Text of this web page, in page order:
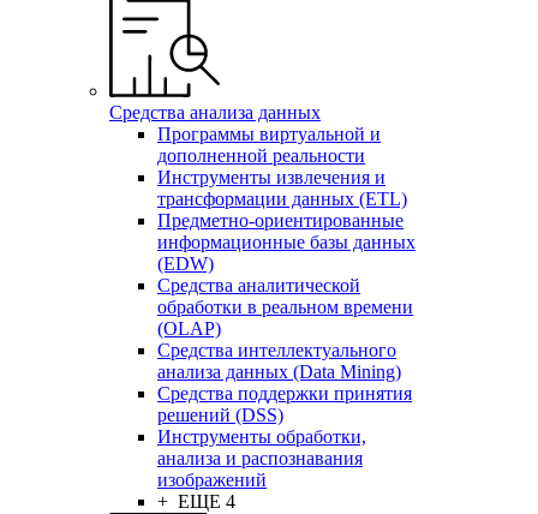
Средства анализа данных
Программы виртуальной и
дополненной реальности
Инструменты извлечения и
трансформации данных (ETL)
Предметно-ориентированные
информационные базы данных
(EDW)
Средства аналитической
обработки в реальном времени
(OLAP)
Средства интеллектуального
анализа данных (Data Mining)
Средства поддержки принятия
решений (DSS)
Инструменты обработки,
анализа и распознавания
изображений
+ ЕЩЕ 4